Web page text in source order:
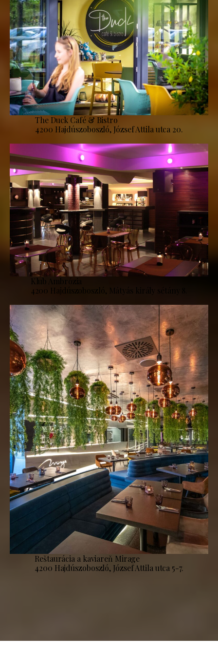
The Duck Café & Bistro
4200 Hajdúszoboszló, József Attila utca 20.
Klub Ambrózia
4200 Hajdúszoboszló, Mátyás király sétány 8.
Reštaurácia a kaviareň Mirage
4200 Hajdúszoboszló, József Attila utca 5-7.